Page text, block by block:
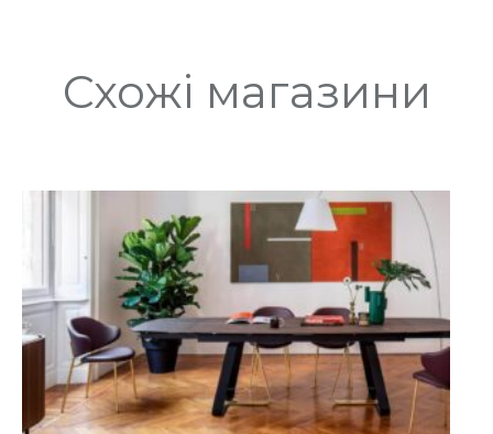
Схожі магазини